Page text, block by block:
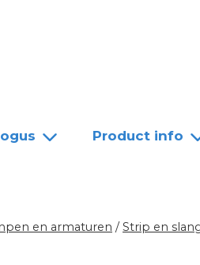
Product info
en armaturen / Strip en